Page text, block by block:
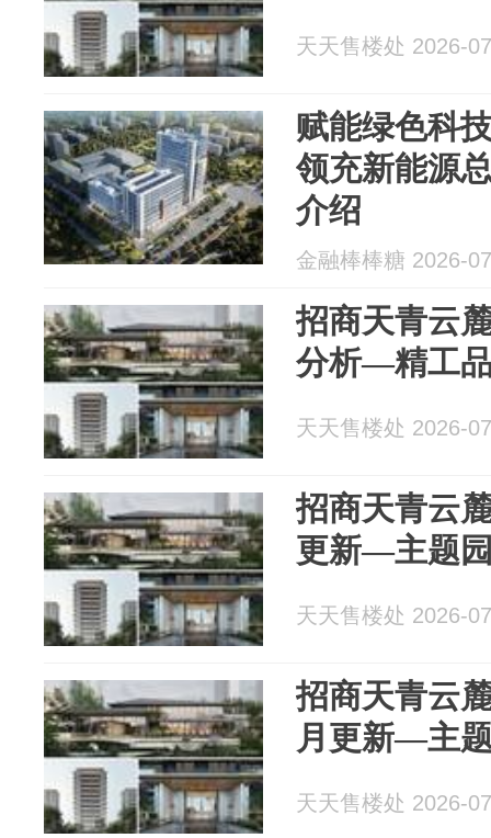
天天售楼处 2026-
赋能绿色科
领充新能源
介绍
金融棒棒糖 2026-
招商天青云
分析—精工
天天售楼处 2026-
招商天青云
更新—主题
天天售楼处 2026-
招商天青云
月更新—主
天天售楼处 2026-